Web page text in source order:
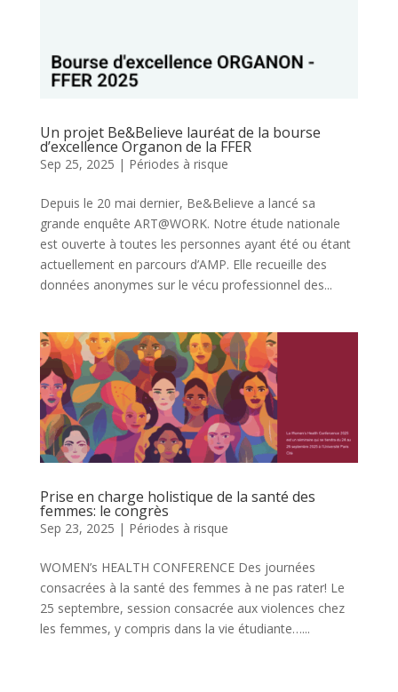
Un projet Be&Believe lauréat de la bourse
d’excellence Organon de la FFER
Sep 25, 2025 | Périodes à risque
Depuis le 20 mai dernier, Be&Believe a lancé sa
grande enquête ART@WORK. Notre étude nationale
est ouverte à toutes les personnes ayant été ou étant
actuellement en parcours d’AMP. Elle recueille des
données anonymes sur le vécu professionnel des...
Prise en charge holistique de la santé des
femmes: le congrès
Sep 23, 2025 | Périodes à risque
WOMEN’s HEALTH CONFERENCE Des journées
consacrées à la santé des femmes à ne pas rater! Le
25 septembre, session consacrée aux violences chez
les femmes, y compris dans la vie étudiante…...